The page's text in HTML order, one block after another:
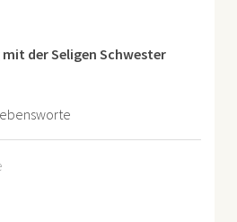
der Seligen Schwester